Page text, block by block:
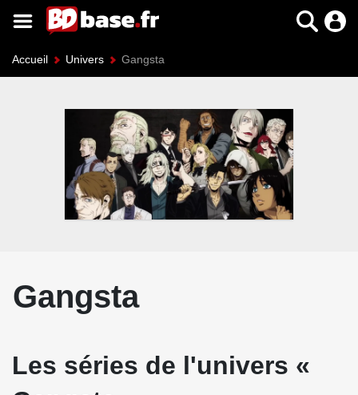
Accueil Univers Gangsta
Gangsta
Les séries de l'univers «